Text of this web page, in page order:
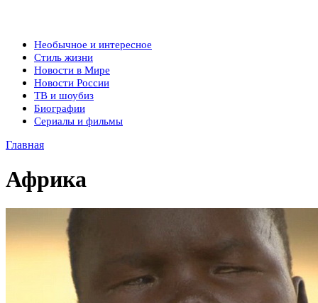
Необычное и интересное
Стиль жизни
Новости в Мире
Новости России
ТВ и шоубиз
Биографии
Сериалы и фильмы
Главная
Африка